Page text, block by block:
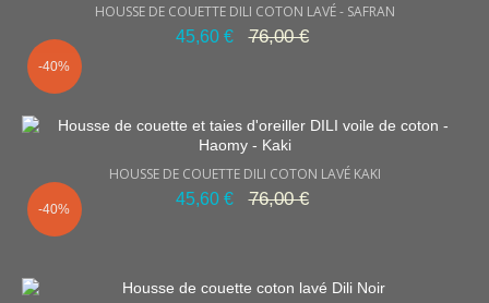
HOUSSE DE COUETTE DILI COTON LAVÉ - SAFRAN
45,60 €
76,00 €
HOUSSE DE COUETTE DILI COTON LAVÉ KAKI
45,60 €
76,00 €
-40%
-40%